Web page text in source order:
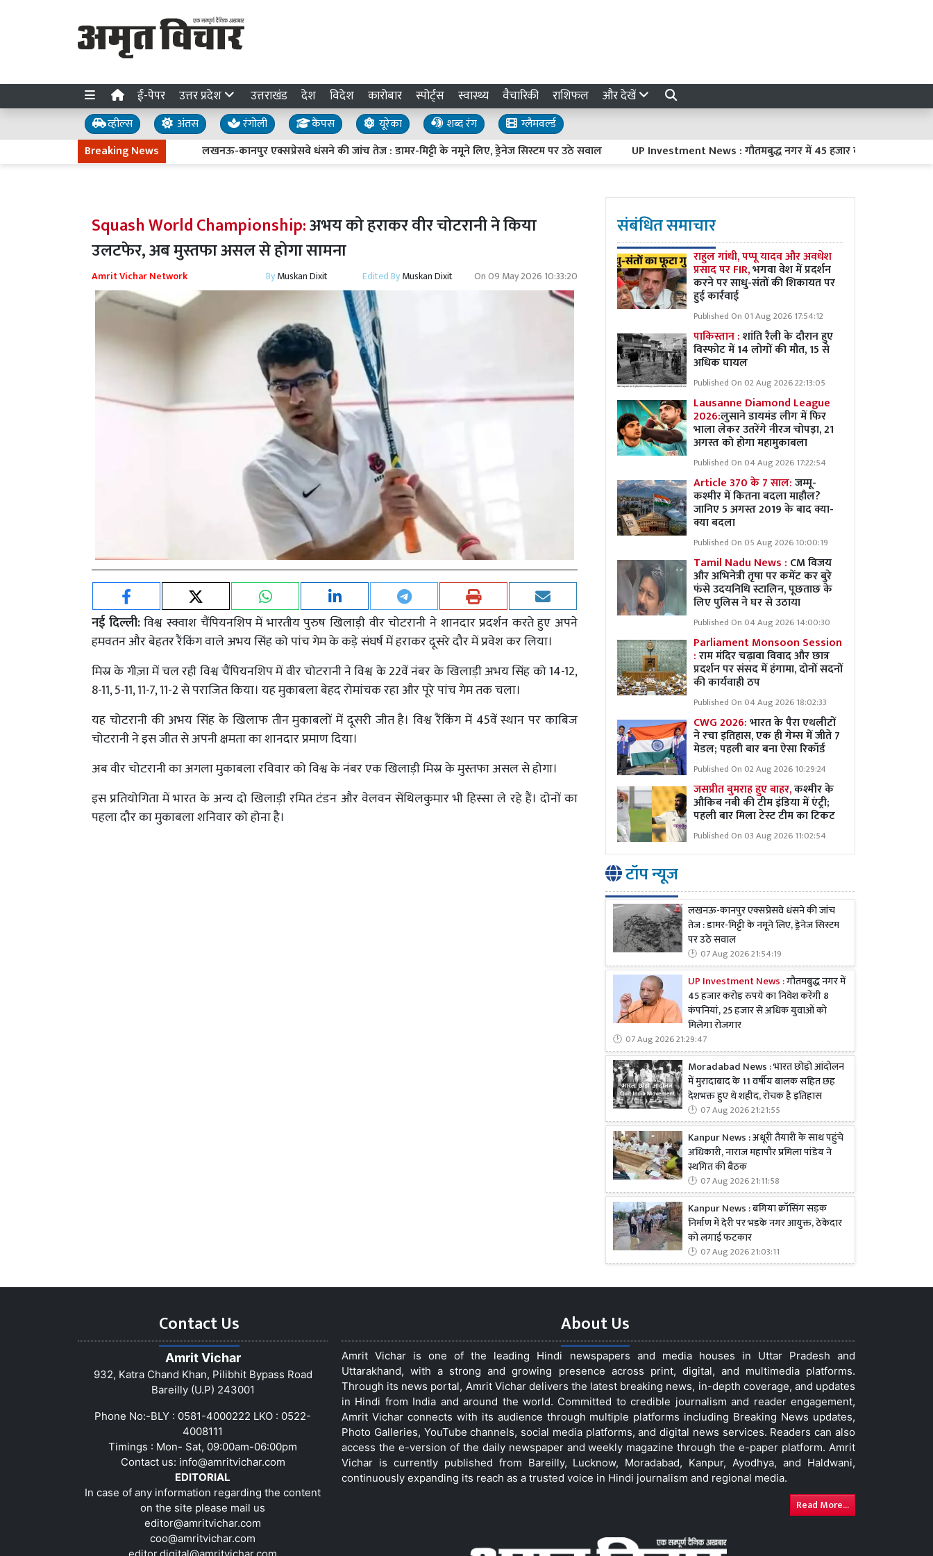
ई-पेपर उत्तर प्रदेश उत्तराखंड देश विदेश कारोबार स्पोर्ट्स स्वास्थ्य वैचारिकी राशिफल और देखें
व्हील्स अंतस रंगोली कैंपस यूरेका शब्द रंग
ग्लैमवर्ल्ड
Breaking News
लखनऊ-कानपुर एक्सप्रेसवे धंसने की जांच तेज : डामर-मिट्टी के नमूने लिए, ड्रेनेज सिस्टम पर उठे सवाल UP Investment News : गौतमबुद्ध नगर में 45 हजार करोड़ रुपये का निवेश
Squash World Championship:अभय को हराकर वीर चोटरानी ने किया
उलटफेर, अब मुस्तफा असल से होगा सामना
Amrit Vichar Network ByMuskan Dixit Edited ByMuskan Dixit On09 May 2026 10:33:20
नई दिल्ली:विश्व स्क्वाश चैंपियनशिप में भारतीय पुरुष खिलाड़ी वीर चोटरानी ने शानदार प्रदर्शन करते हुए अपने
हमवतन और बेहतर रैंकिंग वाले अभय सिंह को पांच गेम के कड़े संघर्ष में हराकर दूसरे दौर में प्रवेश कर लिया।
मिस्र के गीज़ा में चल रही विश्व चैंपियनशिप में वीर चोटरानी ने विश्व के 22वें नंबर के खिलाड़ी अभय सिंह को 14-12,
8-11, 5-11, 11-7, 11-2 से पराजित किया। यह मुकाबला बेहद रोमांचक रहा और पूरे पांच गेम तक चला।
यह चोटरानी की अभय सिंह के खिलाफ तीन मुकाबलों में दूसरी जीत है। विश्व रैंकिंग में 45वें स्थान पर काबिज
चोटरानी ने इस जीत से अपनी क्षमता का शानदार प्रमाण दिया।
अब वीर चोटरानी का अगला मुकाबला रविवार को विश्व के नंबर एक खिलाड़ी मिस्र के मुस्तफा असल से होगा।
इस प्रतियोगिता में भारत के अन्य दो खिलाड़ी रमित टंडन और वेलवन सेंथिलकुमार भी हिस्सा ले रहे हैं। दोनों का
पहला दौर का मुकाबला शनिवार को होना है।
संबंधित समाचार
राहुल गांधी, पप्पू यादव और अवधेश
प्रसाद पर FIR,भगवा वेश में प्रदर्शन
करने पर साधु-संतों की शिकायत पर
हुई कार्रवाई
Published On 01 Aug 2026 17:54:12
पाकिस्तान :शांति रैली के दौरान हुए
विस्फोट में 14 लोगों की मौत, 15 से
अधिक घायल
Published On 02 Aug 2026 22:13:05
Lausanne Diamond League
2026:लुसाने डायमंड लीग में फिर
भाला लेकर उतरेंगे नीरज चोपड़ा, 21
अगस्त को होगा महामुकाबला
Published On 04 Aug 2026 17:22:54
Article 370 के 7 साल:जम्मू-
कश्मीर में कितना बदला माहौल?
जानिए 5 अगस्त 2019 के बाद क्या-
क्या बदला
Published On 05 Aug 2026 10:00:19
Tamil Nadu News : CM विजय
और अभिनेत्री तृषा पर कमेंट कर बुरे
फंसे उदयनिधि स्टालिन, पूछताछ के
लिए पुलिस ने घर से उठाया
Published On 04 Aug 2026 14:00:30
Parliament Monsoon Session
:राम मंदिर चढ़ावा विवाद और छात्र
प्रदर्शन पर संसद में हंगामा, दोनों सदनों
की कार्यवाही ठप
Published On 04 Aug 2026 18:02:33
CWG 2026:भारत के पैरा एथलीटों
ने रचा इतिहास, एक ही गेम्स में जीते 7
मेडल; पहली बार बना ऐसा रिकॉर्ड
Published On 02 Aug 2026 10:29:24
जसप्रीत बुमराह हुए बाहर,कश्मीर के
औकिब नबी की टीम इंडिया में एंट्री;
पहली बार मिला टेस्ट टीम का टिकट
Published On 03 Aug 2026 11:02:54
टॉप न्यूज
लखनऊ-कानपुर एक्सप्रेसवे धंसने की जांच
तेज : डामर-मिट्टी के नमूने लिए, ड्रेनेज सिस्टम
पर उठे सवाल
07 Aug 2026 21:54:19
UP Investment News :गौतमबुद्ध नगर में
45 हजार करोड़ रुपये का निवेश करेंगी 8
कंपनियां, 25 हजार से अधिक युवाओं को
मिलेगा रोजगार
07 Aug 2026 21:29:47
Moradabad News : भारत छोड़ो आंदोलन
में मुरादाबाद के 11 वर्षीय बालक सहित छह
देशभक्त हुए थे शहीद, रोचक है इतिहास
07 Aug 2026 21:21:55
Kanpur News : अधूरी तैयारी के साथ पहुंचे
अधिकारी, नाराज महापौर प्रमिला पांडेय ने
स्थगित की बैठक
07 Aug 2026 21:11:58
Kanpur News : बगिया क्रॉसिंग सड़क
निर्माण में देरी पर भड़के नगर आयुक्त, ठेकेदार
को लगाई फटकार
07 Aug 2026 21:03:11
Contact Us
Amrit Vichar
932, Katra Chand Khan, Pilibhit Bypass Road
Bareilly (U.P) 243001
Phone No:-BLY : 0581-4000222 LKO : 0522-
4008111
Timings : Mon- Sat, 09:00am-06:00pm
Contact us: info@amritvichar.com
EDITORIAL
In case of any information regarding the content
on the site please mail us
editor@amritvichar.com
coo@amritvichar.com
About Us
Amrit Vichar is one of the leading Hindi newspapers and media houses in Uttar Pradesh and
Uttarakhand, with a strong and growing presence across print, digital, and multimedia platforms.
Through its news portal, Amrit Vichar delivers the latest breaking news, in-depth coverage, and updates
in Hindi from India and around the world. Committed to credible journalism and reader engagement,
Amrit Vichar connects with its audience through multiple platforms including Breaking News updates,
Photo Galleries, YouTube channels, social media platforms, and digital news services. Readers can also
access the e-version of the daily newspaper and weekly magazine through the e-paper platform. Amrit
Vichar is currently published from Bareilly, Lucknow, Moradabad, Kanpur, Ayodhya, and Haldwani,
continuously expanding its reach as a trusted voice in Hindi journalism and regional media.
Read More...